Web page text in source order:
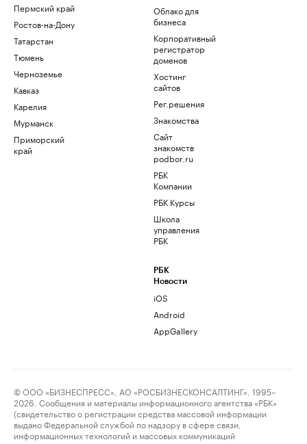
Пермский край
Ростов-на-Дону
Татарстан
Тюмень
Черноземье
Кавказ
Карелия
Мурманск
Приморский
край
Облако для
бизнеса
Корпоративный
регистратор
доменов
Хостинг
сайтов
Рег.решения
Знакомства
Сайт
знакомств
podbor.ru
РБК
Компании
РБК Курсы
Школа
управления
РБК
РБК
Новости
iOS
Android
AppGallery
© ООО «БИЗНЕСПРЕСС», АО «РОСБИЗНЕСКОНСАЛТИНГ», 1995–
2026. Сообщения и материалы информационного агентства «РБК»
(свидетельство о регистрации средства массовой информации
выдано Федеральной службой по надзору в сфере связи,
информационных технологий и массовых коммуникаций